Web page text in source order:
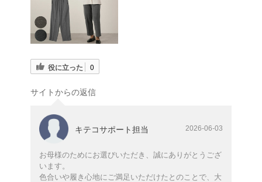
役に立った 0
サイトからの返信
キテコサポート担当 2026-06-03
お母様のためにお選びいただき、誠にありがとうござ
います。
色合いや履き心地にご満足いただけたとのことで、大